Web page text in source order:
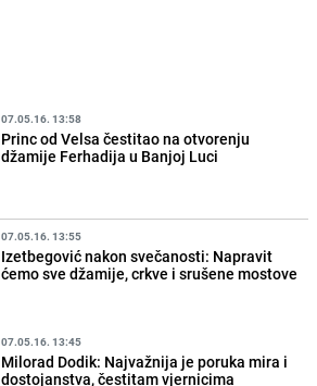
07.05.16. 13:58
Princ od Velsa čestitao na otvorenju
džamije Ferhadija u Banjoj Luci
07.05.16. 13:55
Izetbegović nakon svečanosti: Napravit
ćemo sve džamije, crkve i srušene mostove
07.05.16. 13:45
Milorad Dodik: Najvažnija je poruka mira i
dostojanstva, čestitam vjernicima